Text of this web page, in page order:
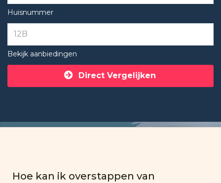
Huisnummer
Bekijk aanbiedingen
Direct Vergelijken
Hoe kan ik overstappen van